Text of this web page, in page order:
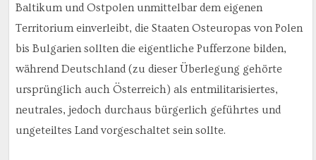
Baltikum und Ostpolen unmittelbar dem eigenen
Territorium einverleibt, die Staaten Osteuropas von Polen
bis Bulgarien sollten die eigentliche Pufferzone bilden,
während Deutschland (zu dieser Überlegung gehörte
ursprünglich auch Österreich) als entmilitarisiertes,
neutrales, jedoch durchaus bürgerlich geführtes und
ungeteiltes Land vorgeschaltet sein sollte.